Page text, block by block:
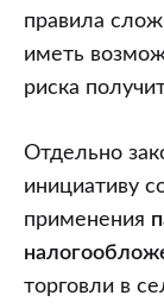
правила
иметь
риска
Отдельно
инициативу
применения
торговли в